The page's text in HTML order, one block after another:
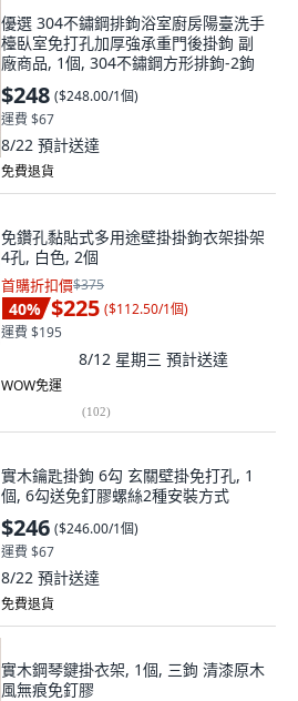
優選 304不鏽鋼排鉤浴室廚房陽臺洗手
檯臥室免打孔加厚強承重門後掛鉤 副
廠商品, 1個, 304不鏽鋼方形排鉤-2鉤
$248 ($248.00/1個)
運費 $67
8/22 預計送達
免費退貨
免鑽孔黏貼式多用途壁掛掛鉤衣架掛架
4孔, 白色, 2個
首購折扣價$375
40% $225 ($112.50/1個)
運費 $195
8/12 星期三 預計送達
WOW免運
(102)
實木鑰匙掛鉤 6勾 玄關壁掛免打孔, 1
個, 6勾送免釘膠螺絲2種安裝方式
$246 ($246.00/1個)
運費 $67
8/22 預計送達
免費退貨
實木鋼琴鍵掛衣架, 1個, 三鉤 清漆原木
風無痕免釘膠